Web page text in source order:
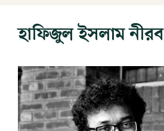
হাফিজুল ইসলাম নীরব